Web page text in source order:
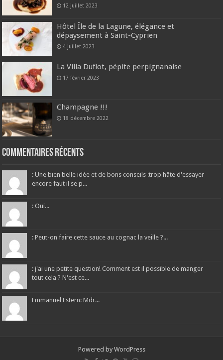
12 juillet 2023
Hôtel Île de la Lagune, élégance et
dépaysement à Saint-Cyprien
4 juillet 2023
La Villa Duflot, pépite perpignanaise
17 février 2023
Champagne !!!
18 décembre 2022
Commentaires récents
: Une bien belle idée et de bons conseils :trop hâte d'essayer
encore faut il se p...
: Oui...
: Peut-on faire cette sauce au cognac la veille ?...
: j'ai une petite question! Comment est il possible de manger
tout cela ? N'est ce...
Emmanuel Estern: Mdr...
Powered by WordPress